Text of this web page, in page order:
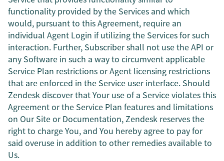
functionality provided by the Services and which
would, pursuant to this Agreement, require an
individual Agent Login if utilizing the Services for such
interaction. Further, Subscriber shall not use the API or
any Software in such a way to circumvent applicable
Service Plan restrictions or Agent licensing restrictions
that are enforced in the Service user interface. Should
Zendesk discover that Your use of a Service violates this
Agreement or the Service Plan features and limitations
on Our Site or Documentation, Zendesk reserves the
right to charge You, and You hereby agree to pay for
said overuse in addition to other remedies available to
Us.